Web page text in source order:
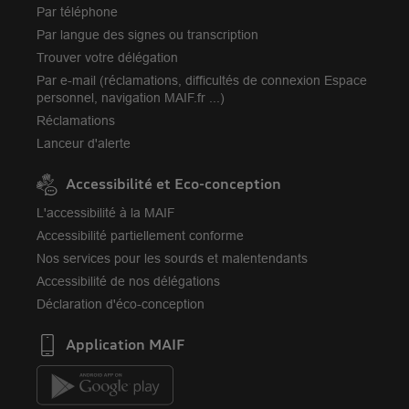
Par téléphone
Par langue des signes ou transcription
Trouver votre délégation
Par e-mail (réclamations, difficultés de connexion Espace
personnel, navigation MAIF.fr ...)
Réclamations
Lanceur d'alerte
Accessibilité et Eco-conception
L'accessibilité à la MAIF
Accessibilité partiellement conforme
Nos services pour les sourds et malentendants
Accessibilité de nos délégations
Déclaration d'éco-conception
Application MAIF